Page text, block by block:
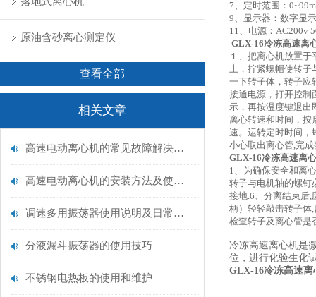
原油含砂离心测定仪
查看全部
相关文章
高速电动离心机的常见故障解决方法及运行时注意事项介绍
高速电动离心机的安装方法及使用注意事项介绍
调速多用振荡器使用说明及日常维务保养
分液漏斗振荡器的使用技巧
不锈钢电热板的使用和维护
7、定时范围
9、显示器：
11、电源：AC200v
GLX-16冷冻高速离
１、把离心机放置
上，拧紧螺帽使转子
一下转子体，转子应
接通电源，打开控
示，再按温度键退出
离心转速和时间，
速。运转定时时间，
小心取出离心管,完
GLX-16冷冻高速离
1、为确保安全和离
转子与电机轴的螺钉
接地.6、分离结束后,
柄）轻轻敲击转子体
检查转子及离心管是
冷冻高速离心机是
位，进行化验生化
GLX-16冷冻高速离